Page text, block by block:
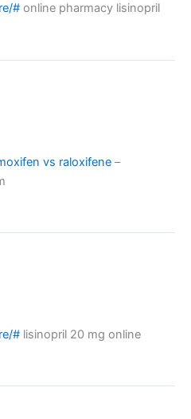
# online pharmacy lisinopril
vs raloxifene –
# lisinopril 20 mg online